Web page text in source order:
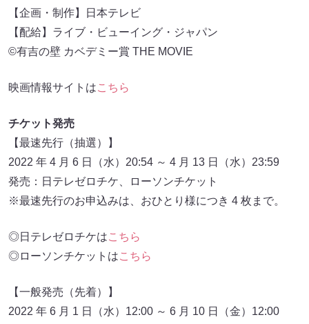
【企画・制作】日本テレビ
【配給】ライブ・ビューイング・ジャパン
©有吉の壁 カベデミー賞 THE MOVIE
映画情報サイトはこちら
チケット発売
【最速先行（抽選）】
2022 年 4 月 6 日（水）20:54 ～ 4 月 13 日（水）23:59
発売：日テレゼロチケ、ローソンチケット
※最速先行のお申込みは、おひとり様につき 4 枚まで。
◎日テレゼロチケはこちら
◎ローソンチケットはこちら
【一般発売（先着）】
2022 年 6 月 1 日（水）12:00 ～ 6 月 10 日（金）12:00